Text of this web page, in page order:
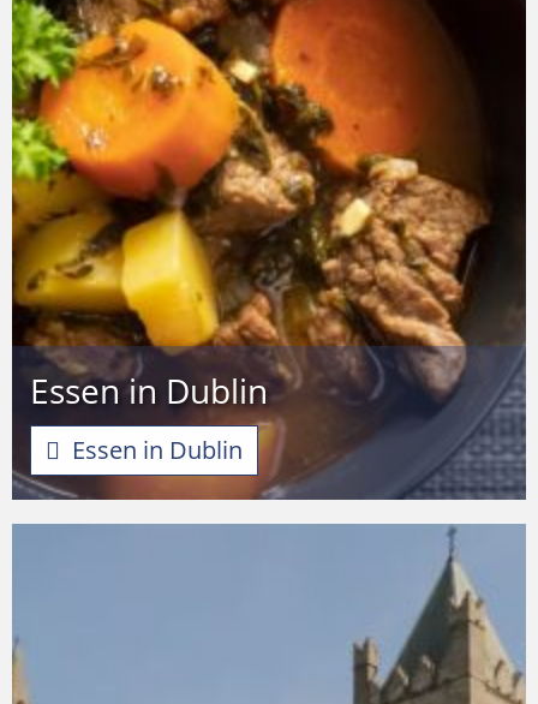
Essen in Dublin
Essen in Dublin